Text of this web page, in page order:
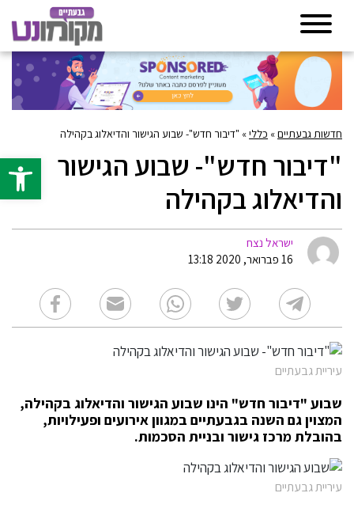
פתח
חדשות גבעתיים» כללי» "דיבור חדש"- שבוע הגישור והדיאלוג בקהילה
"דיבור חדש"- שבוע הגישור
והדיאלוג בקהילה
ישראל נצח
16 פברואר, 2020 13:18
עיריית גבעתיים
שבוע "דיבור חדש" הינו שבוע הגישור והדיאלוג בקהילה,
המצוין גם השנה בגבעתיים במגוון אירועים ופעילויות,
בהובלת מרכז גישור ובניית הסכמות.
עיריית גבעתיים